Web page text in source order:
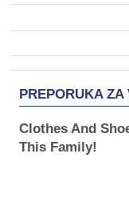
PREPORUKA ZA
Clothes And
This Family!